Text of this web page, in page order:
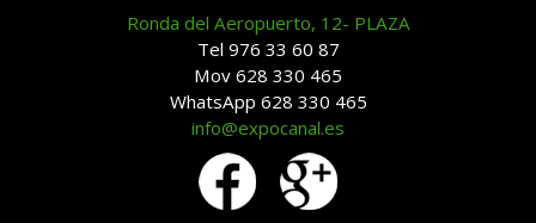
Ronda del Aeropuerto, 12- PLAZA
Tel 976 33 60 87
Mov 628 330 465
WhatsApp 628 330 465
info@expocanal.es